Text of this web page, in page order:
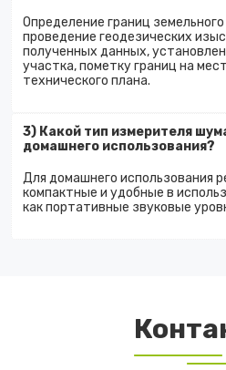
Определение границ
проведение геодезических
полученных данных,
участка, пометку границ на
технического плана.
3) Какой тип измерителя
домашнего использования?
Для домашнего использования
компактные и удобные в
как портативные звуковые